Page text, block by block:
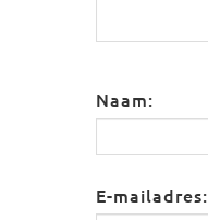
Naam:
E-mailadres: